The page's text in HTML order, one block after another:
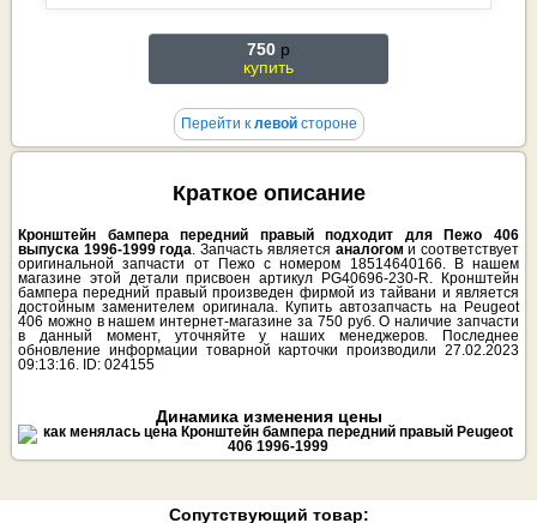
750 p
купить
Перейти к левойстороне
Краткое описание
Кронштейн бампера передний правый подходит для Пежо 406
выпуска 1996-1999 года. Запчасть является аналогом и соответствует
оригинальной запчасти от Пежо с номером 18514640166. В нашем
магазине этой детали присвоен артикул PG40696-230-R. Кронштейн
бампера передний правый произведен фирмой из тайвани и является
достойным заменителем оригинала. Купить автозапчасть на Peugeot
406 можно в нашем интернет-магазине за 750 руб. О наличие запчасти
в данный момент, уточняйте у наших менеджеров. Последнее
обновление информации товарной карточки производили 27.02.2023
09:13:16. ID: 024155
Динамика изменения цены
Сопутствующий товар: